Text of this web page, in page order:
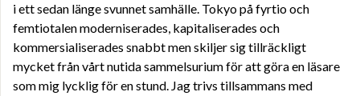
i ett sedan länge svunnet samhälle. Tokyo på fyrtio och
femtiotalen moderniserades, kapitaliserades och
kommersialiserades snabbt men skiljer sig tillräckligt
mycket från vårt nutida sammelsurium för att göra en läsare
som mig lycklig för en stund. Jag trivs tillsammans med